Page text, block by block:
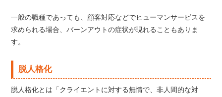
一般の職種であっても、顧客対応などでヒューマンサービスを
求められる場合、バーンアウトの症状が現れることもありま
す。
脱人格化
脱人格化とは「クライエントに対する無情で、非人間的な対